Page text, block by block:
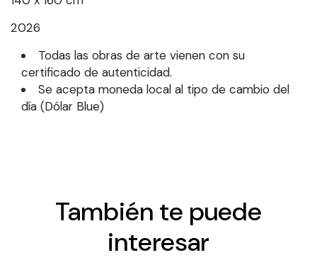
2026
Todas las obras de arte vienen con su
certificado de autenticidad.
Se acepta moneda local al tipo de cambio del
día (Dólar Blue)
También te puede
interesar